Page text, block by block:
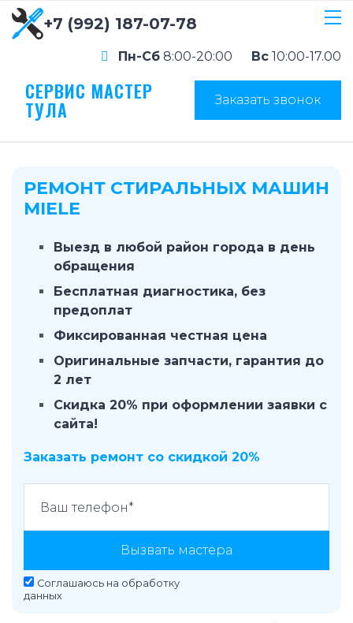
+7 (992) 187-07-78
Пн-Сб 8:00-20:00 Вс 10:00-17.00
СЕРВИС МАСТЕР
ТУЛА Заказать звонок
РЕМОНТ СТИРАЛЬНЫХ МАШИН
MIELE
Выезд в любой район города в день
обращения
Бесплатная диагностика, без
предоплат
Фиксированная честная цена
Оригинальные запчасти, гарантия до
2 лет
Скидка 20% при оформлении заявки с
сайта!
Заказать ремонт со скидкой 20%
Вызвать мастера
Соглашаюсь на обработку
данных